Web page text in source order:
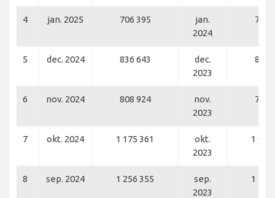
4 jan. 2025 706 395
jan.
2024
720
5 dec. 2024 836 643
dec.
2023
818
6 nov. 2024 808 924
nov.
2023
767
7 okt. 2024 1 175 361
okt.
2023
1 077
8 sep. 2024 1 256 355
sep.
2023
1 117